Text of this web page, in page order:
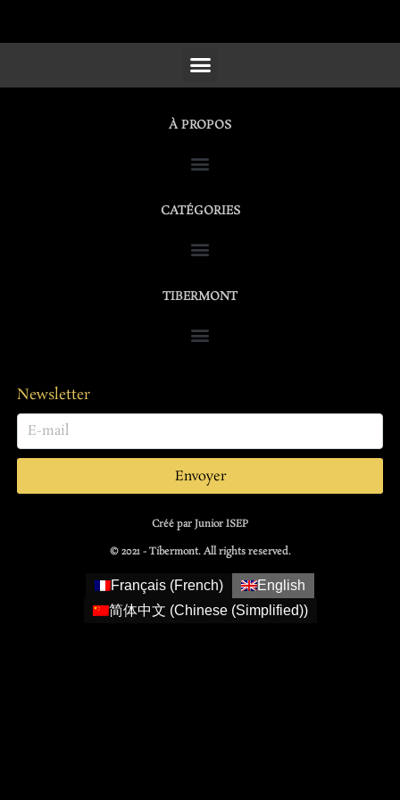
À PROPOS
CATÉGORIES
TIBERMONT
Newsletter
Envoyer
Créé par Junior ISEP
© 2021 - Tibermont. All rights reserved.
Français (French)
English
简体中文 (Chinese (Simplified))